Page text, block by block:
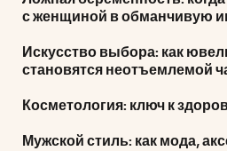
с женщиной в обманчивую
Искусство выбора: как
становятся неотъемлемой
Косметология: ключ к
Мужской стиль: как мода,